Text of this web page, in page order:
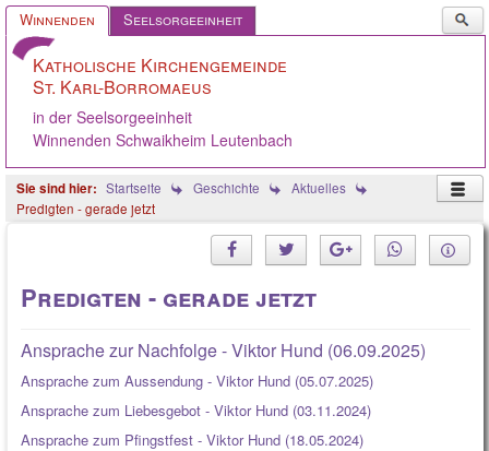
Winnenden Seelsorgeeinheit
...
Katholische Kirchengemeinde
St. Karl-Borromaeus
in der Seelsorgeeinheit
Winnenden Schwaikheim Leutenbach
Startseite Geschichte
Aktuelles
Predigten - gerade jetzt
Predigten - gerade jetzt
Ansprache zur Nachfolge - Viktor Hund (06.09.2025)
Ansprache zum Aussendung - Viktor Hund (05.07.2025)
Ansprache zum Liebesgebot - Viktor Hund (03.11.2024)
Ansprache zum Pfingstfest - Viktor Hund (18.05.2024)